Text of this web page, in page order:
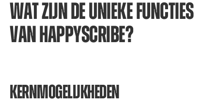
WAT ZIJN DE UNIEKE FUNCTIES
VAN HAPPYSCRIBE?
KERNMOGELIJKHEDEN